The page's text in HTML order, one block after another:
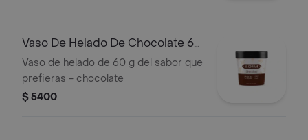
Vaso De Helado De Chocolate 60
G
Vaso de helado de 60 g del sabor que
prefieras - chocolate
$ 5400